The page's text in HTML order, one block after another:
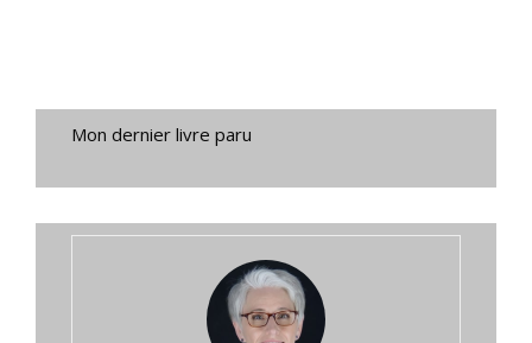
Mon dernier livre paru